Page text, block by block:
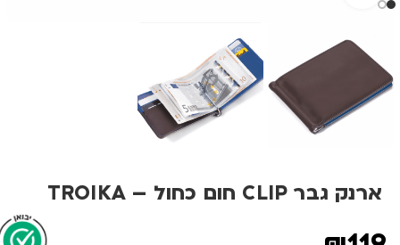
ארנק גבר CLIP חום כחול – TROIKA